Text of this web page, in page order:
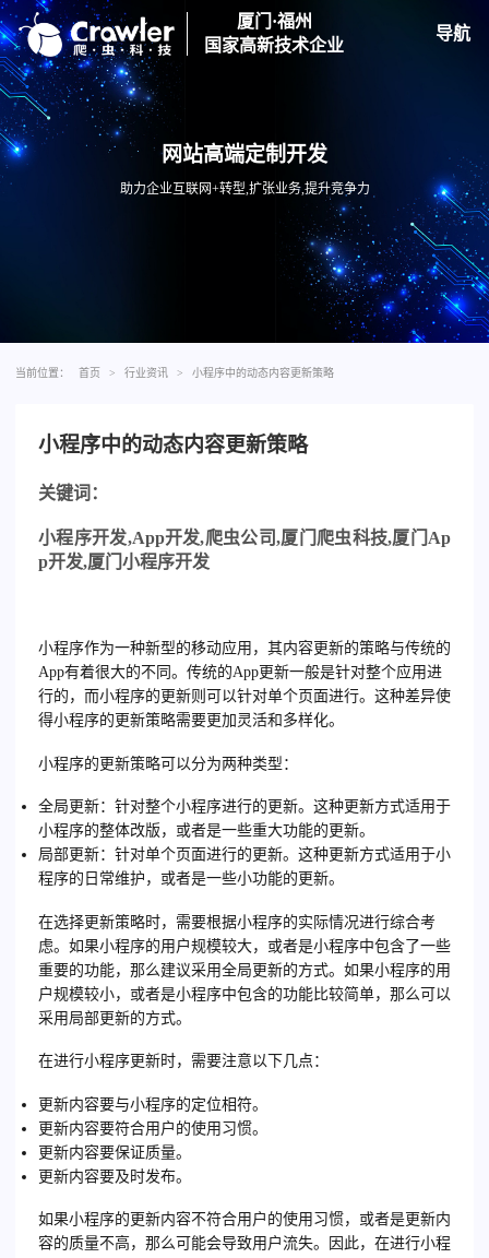
厦门·福州
国家高新技术企业
导航
网站高端定制开发
助力企业互联网+转型,扩张业务,提升竞争力
当前位置： 首页 > 行业资讯 > 小程序中的动态内容更新策略
小程序中的动态内容更新策略
关键词：
小程序开发,App开发,爬虫公司,厦门爬虫科技,厦门 Ap
p开发,厦门小程序开发
小程序作为一种新型的移动应用，其内容更新的策略与传统的
App有着很大的不同。传统的App更新一般是针对整个应用进
行的，而小程序的更新则可以针对单个页面进行。这种差异使
得小程序的更新策略需要更加灵活和多样化。
小程序的更新策略可以分为两种类型：
全局更新：针对整个小程序进行的更新。这种更新方式适用于
小程序的整体改版，或者是一些重大功能的更新。
局部更新：针对单个页面进行的更新。这种更新方式适用于小
程序的日常维护，或者是一些小功能的更新。
在选择更新策略时，需要根据小程序的实际情况进行综合考
虑。如果小程序的用户规模较大，或者是小程序中包含了一些
重要的功能，那么建议采用全局更新的方式。如果小程序的用
户规模较小，或者是小程序中包含的功能比较简单，那么可以
采用局部更新的方式。
在进行小程序更新时，需要注意以下几点：
更新内容要与小程序的定位相符。
更新内容要符合用户的使用习惯。
更新内容要保证质量。
更新内容要及时发布。
如果小程序的更新内容不符合用户的使用习惯，或者是更新内
容的质量不高，那么可能会导致用户流失。因此，在进行小程